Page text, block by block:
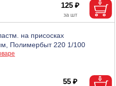
125 ₽
на присосках
Полимербыт 220 1/100
55 ₽